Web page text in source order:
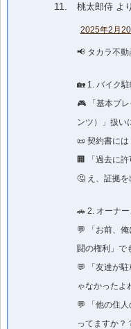
桃太郎侍 よ
2025年2月
📢 タカラ不動
🏡 1. バイク
🎮 「基本プ
ンツ）」扱い
📜 契約書に
🏢 「過去に許
🤔 え、証拠を
🚗 2. オーナ
💬 「お前、
闘の権利」で
💬 「友達が
ゃなかったよ
💬 「他の住
ってますか？